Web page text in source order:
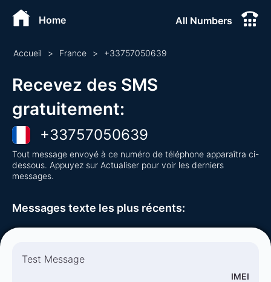
Home All Numbers
Accueil > France > +33757050639
Recevez des SMS
gratuitement:
+33757050639
Tout message envoyé à ce numéro de téléphone apparaîtra ci-
dessous. Appuyez sur Actualiser pour voir les derniers
messages.
Messages texte les plus récents:
Test Message
IMEI